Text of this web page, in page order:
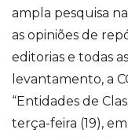
ampla pesquisa
as opiniões de
editorias e todas
levantamento, a
“Entidades de
terça-feira (19),